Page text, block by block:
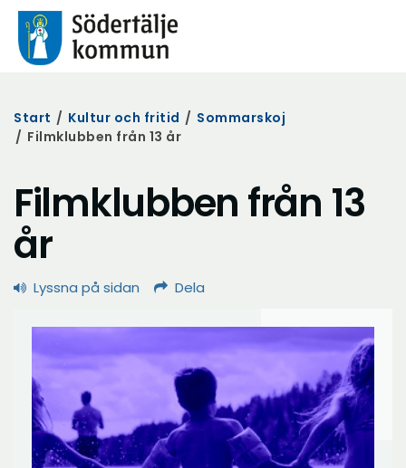
Start / Kultur och fritid / Sommarskoj
/ Filmklubben från 13 år
Filmklubben från 13
år
Lyssna på sidan Dela